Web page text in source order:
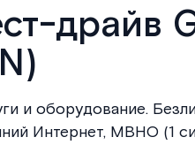
драйв
и оборудование.
Интернет, МВНО (1